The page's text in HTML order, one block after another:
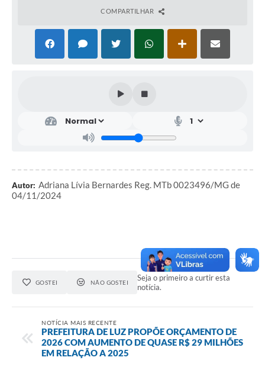
COMPARTILHAR
Autor: Adriana Lívia Bernardes Reg. MTb 0023496/MG de
04/11/2024
GOSTEI NÃO GOSTEI
Seja o primeiro a curtir esta
notícia.
NOTÍCIA MAIS RECENTE
PREFEITURA DE LUZ PROPÕE ORÇAMENTO DE
2026 COM AUMENTO DE QUASE R$ 29 MILHÕES
EM RELAÇÃO A 2025